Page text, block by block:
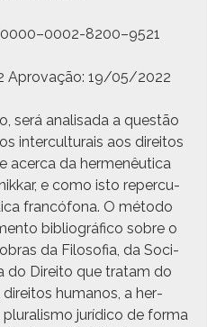
8200–9521
Aprovação: 19/05/2022
será anal­isa­da a questão
inter­cul­tur­ais aos dire­itos
acer­ca da her­menêu­ti­ca
e como isto reper­cu­
francó­fona. O méto­do
bib­li­ográ­fi­co sobre o
da Filosofia, da Soci­
do Dire­ito que tratam do
humanos, a her­
jurídi­co de for­ma